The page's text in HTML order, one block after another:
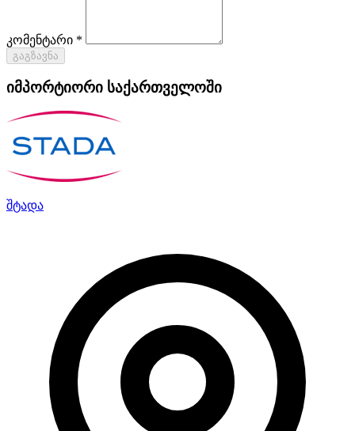
კომენტარი *
გაგზავნა
იმპორტიორი საქართველოში
შტადა